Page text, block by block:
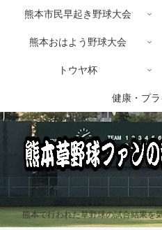
熊本で行われた草野球の試合結果を
熊本市民早起き野球大会
熊本おはよう野球大会
トウヤ杯
健康・プラ